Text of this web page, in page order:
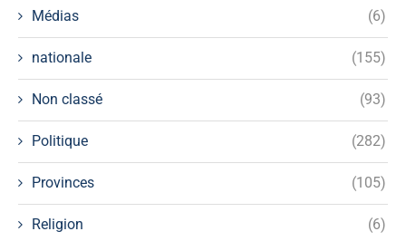
Médias (6)
nationale (155)
Non classé (93)
Politique (282)
Provinces (105)
Religion (6)